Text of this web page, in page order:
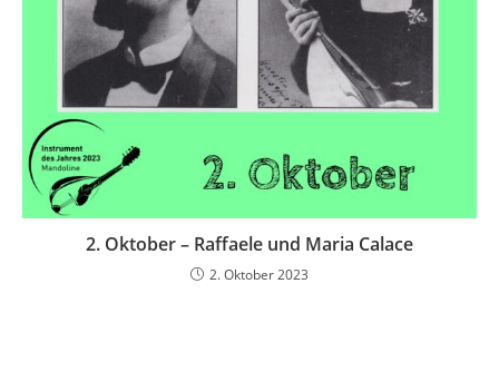
2. Oktober – Raffaele und Maria Calace
2. Oktober 2023